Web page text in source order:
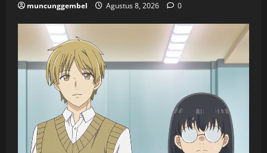
muncunggembel Agustus 8, 2026 0